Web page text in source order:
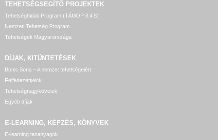
TEHETSÉGSEGÍTŐ PROJEKTEK
Tehetséghidak Program (TÁMOP 3.4.5)
Nemzeti Tehetség Program
Tehetségek Magyarországa
DÍJAK, KITÜNTETÉSEK
Bonis Bona – A nemzet tehetségeiért
Felfedezettjeink
Tehetségnagykövetek
Egyéb díjak
E-LEARNING, KÉPZÉS, KÖNYVEK
E-learning tananyagok